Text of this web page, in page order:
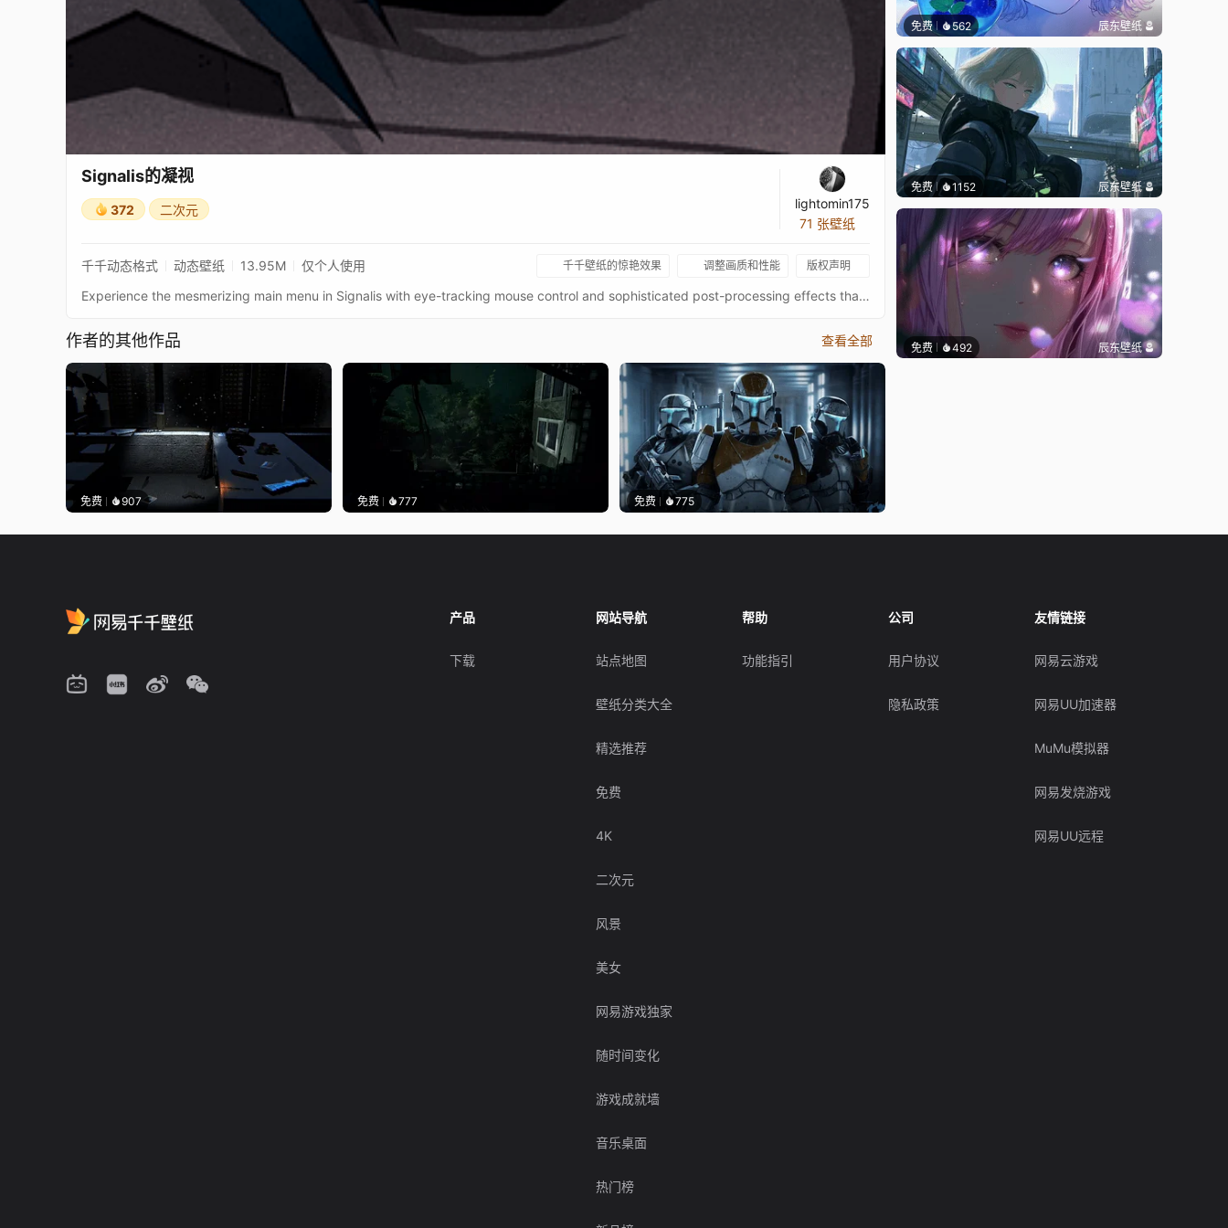
Signalis的凝视
372 二次元
lightomin175
71 张壁纸
千千动态格式 动态壁纸 13.95M 仅个人使用 千千壁纸的惊艳效果 调整画质和性能 版权声明
Experience the mesmerizing main menu in Signalis with eye-tracking mouse control and sophisticated post-processing effects that emulate the nostalgic feel of an old TV. The iconic game title stands prominently, accompanied by a retro VHS-style clock. Customize your wallpaper to resemble Ariane and Isa for a personalized touch. As a fun bonus, you can even change the Eye's sclera and iris colours for some funky, unique combinations!
作者的其他作品 查看全部
免费 907 免费 777 免费 775
免费 562 辰东壁纸
免费 1152 辰东壁纸
免费 492 辰东壁纸
产品
下载
网站导航
站点地图
壁纸分类大全
精选推荐
免费
4K
二次元
风景
美女
网易游戏独家
随时间变化
游戏成就墙
音乐桌面
热门榜
帮助
功能指引
公司
用户协议
隐私政策
友情链接
网易云游戏
网易UU加速器
MuMu模拟器
网易发烧游戏
网易UU远程